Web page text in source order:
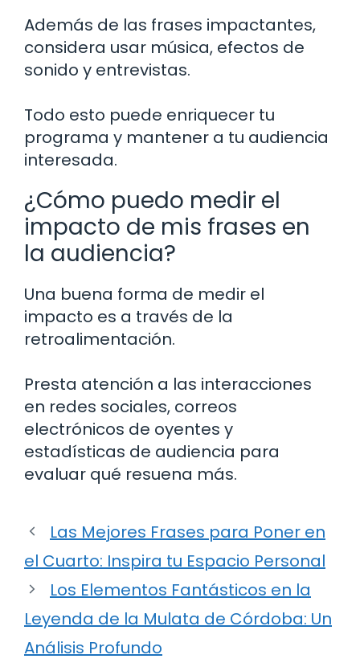
Además de las frases impactantes,
considera usar música, efectos de
sonido y entrevistas.
Todo esto puede enriquecer tu
programa y mantener a tu audiencia
interesada.
¿Cómo puedo medir el
impacto de mis frases en
la audiencia?
Una buena forma de medir el
impacto es a través de la
retroalimentación.
Presta atención a las interacciones
en redes sociales, correos
electrónicos de oyentes y
estadísticas de audiencia para
evaluar qué resuena más.
Las Mejores Frases para Poner en
el Cuarto: Inspira tu Espacio Personal
Los Elementos Fantásticos en la
Leyenda de la Mulata de Córdoba: Un
Análisis Profundo